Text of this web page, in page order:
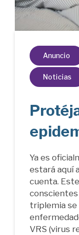
Anuncio
Noticias
Ya es
estará aquí
cuenta.
conscientes
triplemia se
VRS (virus